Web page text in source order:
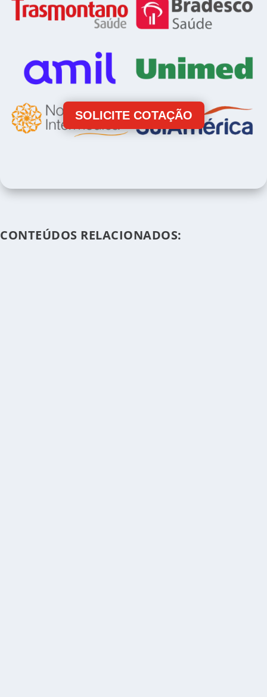
SOLICITE COTAÇÃO
CONTEÚDOS RELACIONADOS: